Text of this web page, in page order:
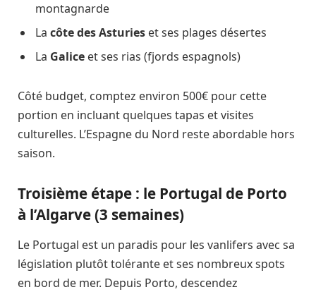
montagnarde
La côte des Asturies et ses plages désertes
La Galice et ses rias (fjords espagnols)
Côté budget, comptez environ 500€ pour cette
portion en incluant quelques tapas et visites
culturelles. L’Espagne du Nord reste abordable hors
saison.
Troisième étape : le Portugal de Porto
à l’Algarve (3 semaines)
Le Portugal est un paradis pour les vanlifers avec sa
législation plutôt tolérante et ses nombreux spots
en bord de mer. Depuis Porto, descendez